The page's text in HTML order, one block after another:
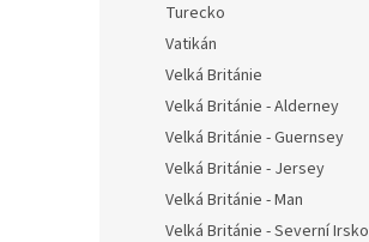
Turecko
Vatikán
Velká Británie
Velká Británie - Alderney
Velká Británie - Guernsey
Velká Británie - Jersey
Velká Británie - Man
Velká Británie - Severní Irsko